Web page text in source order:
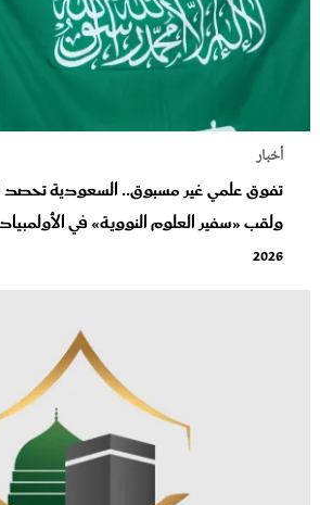
أخبار
تفوق علمي غير مسبوق.. السعودية تحصد
ولقب «سفير العلوم النووية» في
2026